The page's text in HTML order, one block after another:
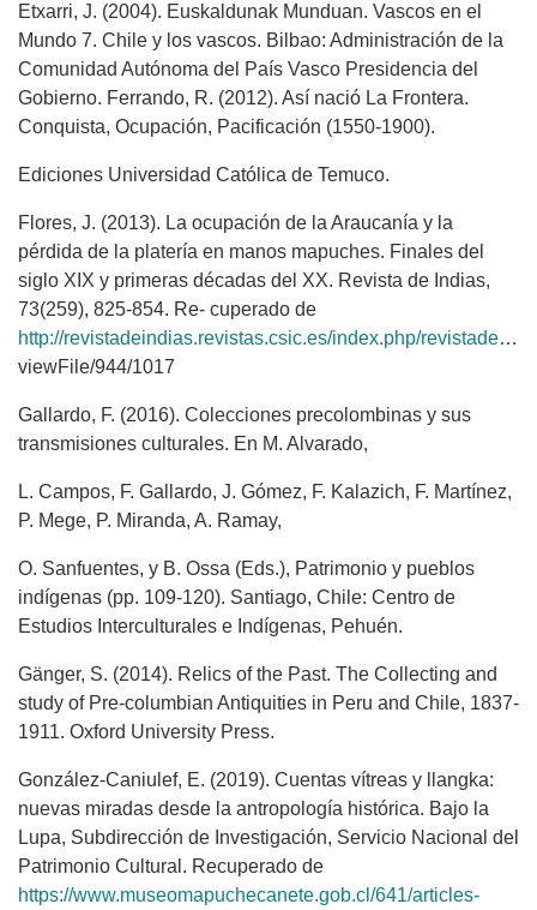
Etxarri, J. (2004). Euskaldunak Munduan. Vascos en el
Mundo 7. Chile y los vascos. Bilbao: Administración de la
Comunidad Autónoma del País Vasco Presidencia del
Gobierno. Ferrando, R. (2012). Así nació La Frontera.
Conquista, Ocupación, Pacificación (1550-1900).
Ediciones Universidad Católica de Temuco.
Flores, J. (2013). La ocupación de la Araucanía y la
pérdida de la platería en manos mapuches. Finales del
siglo XIX y primeras décadas del XX. Revista de Indias,
73(259), 825-854. Re- cuperado de
http://revistadeindias.revistas.csic.es/index.php/revistadeindias/article/
viewFile/944/1017
Gallardo, F. (2016). Colecciones precolombinas y sus
transmisiones culturales. En M. Alvarado,
L. Campos, F. Gallardo, J. Gómez, F. Kalazich, F. Martínez,
P. Mege, P. Miranda, A. Ramay,
O. Sanfuentes, y B. Ossa (Eds.), Patrimonio y pueblos
indígenas (pp. 109-120). Santiago, Chile: Centro de
Estudios Interculturales e Indígenas, Pehuén.
Gänger, S. (2014). Relics of the Past. The Collecting and
study of Pre-columbian Antiquities in Peru and Chile, 1837-
1911. Oxford University Press.
González-Caniulef, E. (2019). Cuentas vítreas y llangka:
nuevas miradas desde la antropología histórica. Bajo la
Lupa, Subdirección de Investigación, Servicio Nacional del
Patrimonio Cultural. Recuperado de
https://www.museomapuchecanete.gob.cl/641/articles-